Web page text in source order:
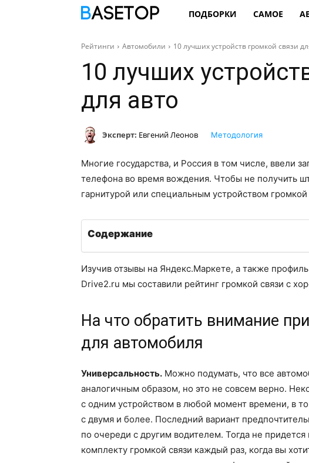
ПОДБОРКИ САМОЕ
Рейтинги Автомобили 10 лучших устройств громкой связи
10 лучших
для авто
Эксперт: Евгений Леонов Методология
Многие государства, и Россия в том числе, ввели
телефона во время вождения. Чтобы не получить
гарнитурой или специальным устройством громкой
Содержание
Изучив отзывы на Яндекс.Маркете, а также
Drive2.ru мы составили рейтинг громкой связи с
На что обратить внимание
для автомобиля
Универсальность. Можно подумать, что все
аналогичным образом, но это не совсем верно.
с одним устройством в любой момент времени, в
с двумя и более. Последний вариант
по очереди с другим водителем. Тогда не
комплекту громкой связи каждый раз, когда вы